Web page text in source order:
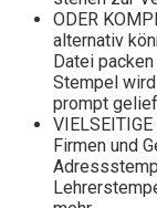
ODER
alternativ
Datei
Stempel
prompt
Firmen und